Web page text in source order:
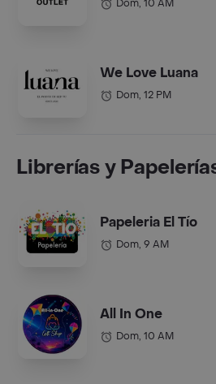
Dom, 10 AM
We Love Luana
Dom, 12 PM
Librerías y
Papeleria El Tío
Dom, 9 AM
All In One
Dom, 10 AM